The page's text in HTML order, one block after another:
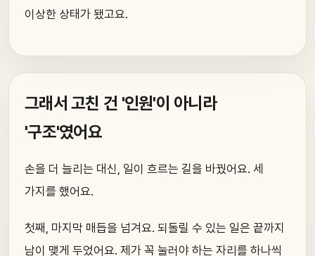
이상한 상태가 됐고요.
그래서 고친 건 '인원'이 아니라
'구조'였어요
손을 더 늘리는 대신, 일이 흐르는 길을 바꿨어요. 세
가지를 했어요.
첫째, 마지막 매듭을 넘겨요. 되돌릴 수 있는 일은 끝까지
남이 맺게 두었어요. 제가 꼭 눌러야 하는 자리를 하나씩